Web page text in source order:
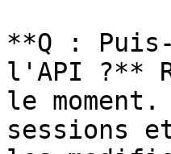
**Q :
l'API ?**
le
sessions